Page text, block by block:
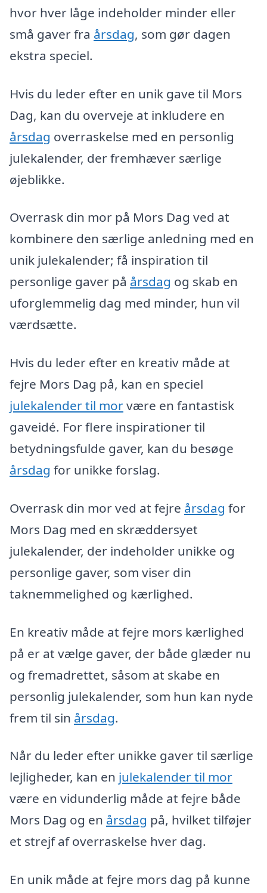
hvor hver låge indeholder minder eller
små gaver fra årsdag, som gør dagen
ekstra speciel.
Hvis du leder efter en unik gave til Mors
Dag, kan du overveje at inkludere en
årsdag overraskelse med en personlig
julekalender, der fremhæver særlige
øjeblikke.
Overrask din mor på Mors Dag ved at
kombinere den særlige anledning med en
unik julekalender; få inspiration til
personlige gaver på årsdag og skab en
uforglemmelig dag med minder, hun vil
værdsætte.
Hvis du leder efter en kreativ måde at
fejre Mors Dag på, kan en speciel
julekalender til morvære en fantastisk
gaveidé. For flere inspirationer til
betydningsfulde gaver, kan du besøge
årsdag for unikke forslag.
Overrask din mor ved at fejre årsdag for
Mors Dag med en skræddersyet
julekalender, der indeholder unikke og
personlige gaver, som viser din
taknemmelighed og kærlighed.
En kreativ måde at fejre mors kærlighed
på er at vælge gaver, der både glæder nu
og fremadrettet, såsom at skabe en
personlig julekalender, som hun kan nyde
frem til sin årsdag.
Når du leder efter unikke gaver til særlige
lejligheder, kan en julekalender til mor
være en vidunderlig måde at fejre både
Mors Dag og en årsdag på, hvilket tilføjer
et strejf af overraskelse hver dag.
En unik måde at fejre mors dag på kunne